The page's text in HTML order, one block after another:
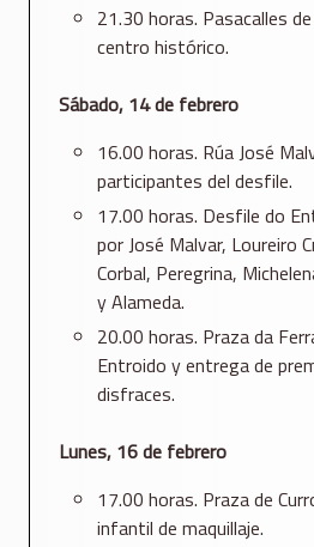
21.30 horas. Pasacalles
centro histórico.
Sábado, 14 de febrero
16.00 horas. Rúa José
participantes del desfile.
17.00 horas. Desfile do
por José Malvar, Loureiro
Corbal, Peregrina,
y Alameda.
20.00 horas. Praza da
Entroido y entrega de
disfraces.
Lunes, 16 de febrero
17.00 horas. Praza de
infantil de maquillaje.